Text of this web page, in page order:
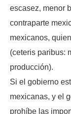
escasez, menor
contraparte
mexicanos,
(ceteris paribus:
producción).
Si el gobierno
mexicanas, y el
prohíbe las